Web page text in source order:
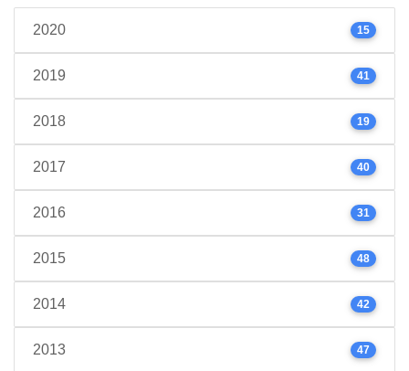
2020 15
2019 41
2018 19
2017 40
2016 31
2015 48
2014 42
2013 47